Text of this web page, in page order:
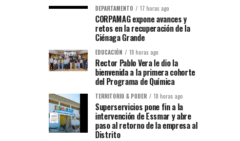
DEPARTAMENTO 17 horas ago
CORPAMAG expone avances y
retos en la recuperación de la
Ciénaga Grande
EDUCACIÓN 18 horas ago
Rector Pablo Vera le dio la
bienvenida a la primera cohorte
del Programa de Química
TERRITORIO & PODER 18 horas ago
Superservicios pone fin a la
intervención de Essmar y abre
paso al retorno de la empresa al
Distrito